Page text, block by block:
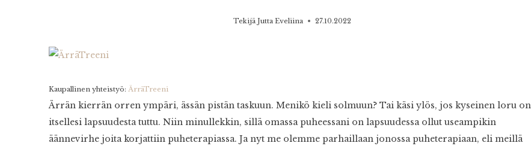
Tekijä Jutta Eveliina 27.10.2022
Kaupallinen yhteistyö: ÄrräTreeni
Ärrän kierrän orren ympäri, ässän pistän taskuun. Menikö kieli solmuun? Tai käsi ylös, jos kyseinen loru on
itsellesi lapsuudesta tuttu. Niin minullekkin, sillä omassa puheessani on lapsuudessa ollut useampikin
äännevirhe joita korjattiin puheterapiassa. Ja nyt me olemme parhaillaan jonossa puheterapiaan, eli meillä